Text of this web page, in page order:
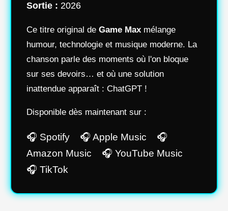
Sortie : 2026
Ce titre original de Game Max mélange
humour, technologie et musique moderne. La
chanson parle des moments où l'on bloque
sur ses devoirs… et où une solution
inattendue apparaît : ChatGPT !
Disponible dès maintenant sur :
🎧 Spotify 🎧 Apple Music 🎧
Amazon Music 🎧 YouTube Music
🎧 TikTok